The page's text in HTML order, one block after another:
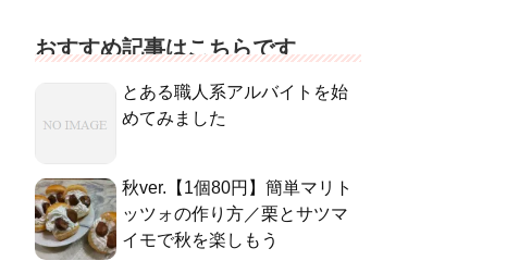
おすすめ記事はこちらです
とある職人系アルバイトを始
めてみました
秋ver.【1個80円】簡単マリト
ッツォの作り方／栗とサツマ
イモで秋を楽しもう